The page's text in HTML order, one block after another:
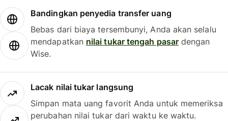
Bandingkan penyedia transfer uang
Bebas dari biaya tersembunyi, Anda akan selalu
mendapatkan nilai tukar tengah pasardengan
Wise.
Lacak nilai tukar langsung
Simpan mata uang favorit Anda untuk memeriksa
perubahan nilai tukar dari waktu ke waktu.